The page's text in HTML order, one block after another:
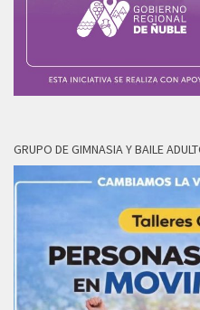
GRUPO DE GIMNASIA Y BAILE